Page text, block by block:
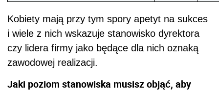
Kobiety mają przy tym spory apetyt na sukces
i wiele z nich wskazuje stanowisko dyrektora
czy lidera firmy jako będące dla nich oznaką
zawodowej realizacji.
Jaki poziom stanowiska musisz objąć, aby